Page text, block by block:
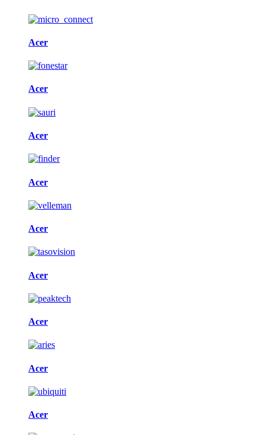
Acer
Acer
Acer
Acer
Acer
Acer
Acer
Acer
Acer